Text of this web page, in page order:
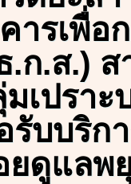
ารเพื่
.ก.ส.)
เปราะ
รับบริก
ดูแลพ